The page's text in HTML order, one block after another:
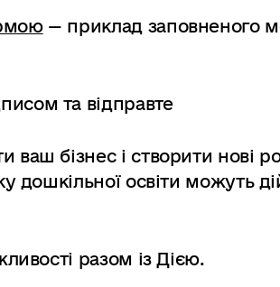
— приклад заповненого
та відправте
бізнес і створити нові
дошкільної освіти можуть
разом із Дією.